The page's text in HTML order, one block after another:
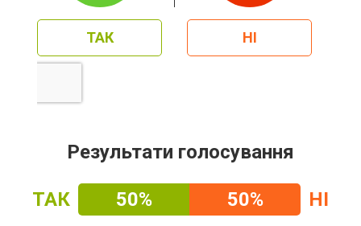
ТАК НІ
Результати голосування
ТАК 50% 50% НІ